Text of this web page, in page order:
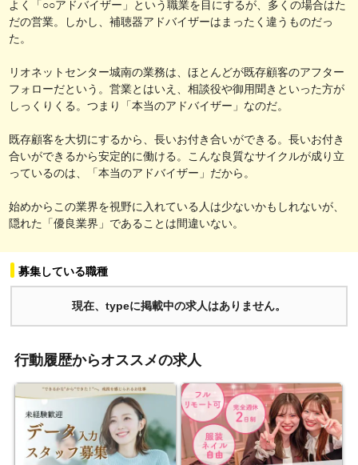
よく「○○アドバイザー」という職業を目にするが、多くの場合はた
だの営業。しかし、補聴器アドバイザーはまったく違うものだっ
た。
リオネットセンター城南の業務は、ほとんどが既存顧客のアフター
フォローだという。営業とはいえ、相談役や御用聞きといった方が
しっくりくる。つまり「本当のアドバイザー」なのだ。
既存顧客を大切にするから、長いお付き合いができる。長いお付き
合いができるから安定的に働ける。こんな良質なサイクルが成り立
っているのは、「本当のアドバイザー」だから。
始めからこの業界を視野に入れている人は少ないかもしれないが、
隠れた「優良業界」であることは間違いない。
募集している職種
現在、typeに掲載中の求人はありません。
行動履歴からオススメの求人